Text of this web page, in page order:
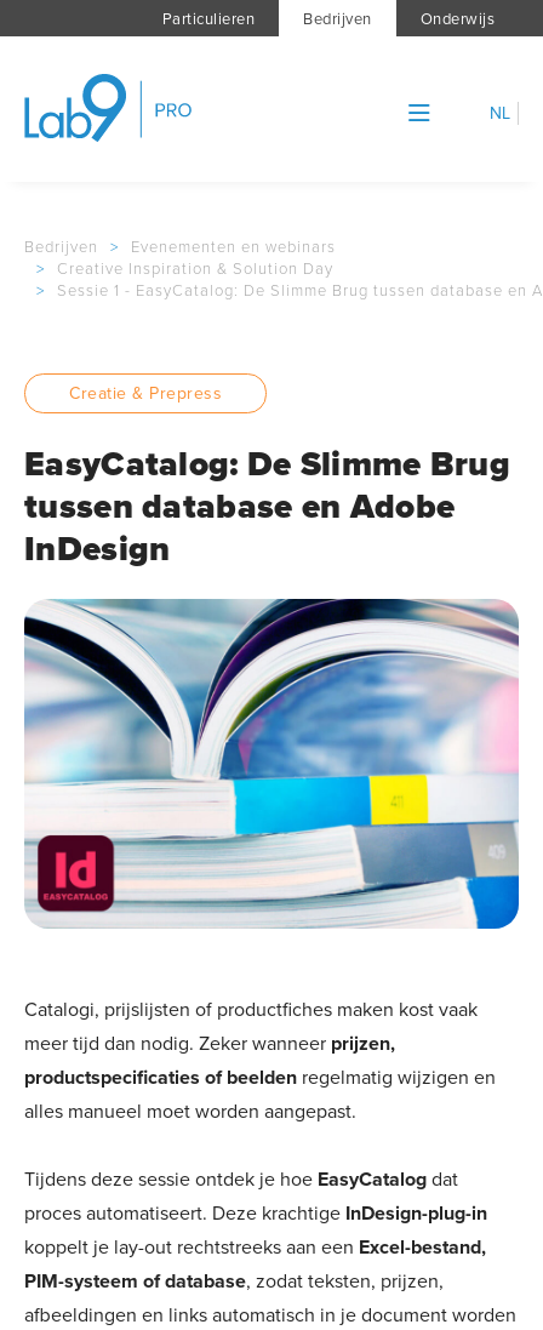
Particulieren Bedrijven Onderwijs
NL
Bedrijven >
Evenementen en webinars
>
Creative Inspiration & Solution Day
>
Sessie 1 - EasyCatalog: De Slimme Brug tussen database en
Creatie & Prepress
EasyCatalog: De Slimme Brug
tussen database en Adobe
InDesign
Catalogi, prijslijsten of productfiches maken kost vaak
meer tijd dan nodig. Zeker wanneer prijzen,
productspecificaties of beelden regelmatig wijzigen en
alles manueel moet worden aangepast.
Tijdens deze sessie ontdek je hoe EasyCatalogdat
proces automatiseert. Deze krachtige InDesign-plug-in
koppelt je lay-out rechtstreeks aan een Excel-bestand,
PIM-systeem of database, zodat teksten, prijzen,
afbeeldingen en links automatisch in je document worden